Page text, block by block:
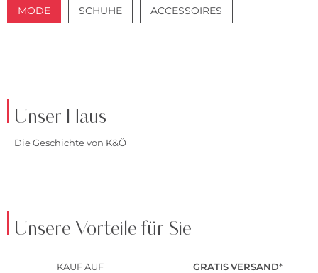
MODE SCHUHE ACCESSOIRES
Unser Haus
Die Geschichte von K&Ö
Unsere Vorteile für Sie
KAUF AUF
GRATIS VERSAND*